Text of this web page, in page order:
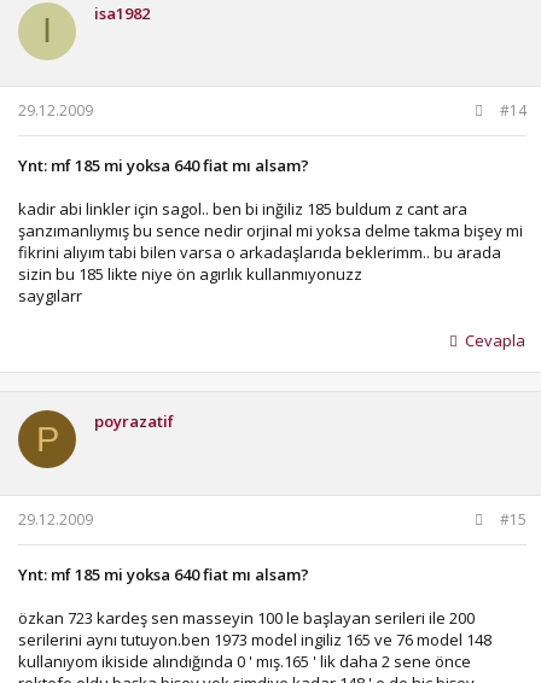
I isa1982
29.12.2009 #14
Ynt: mf 185 mi yoksa 640 fiat mı alsam?
kadir abi linkler için sagol.. ben bi inğiliz 185 buldum z cant ara
şanzımanlıymış bu sence nedir orjinal mi yoksa delme takma bişey mi
fikrini alıyım tabi bilen varsa o arkadaşlarıda beklerimm.. bu arada
sizin bu 185 likte niye ön agırlık kullanmıyonuzz
saygılarr
Cevapla
P poyrazatif
29.12.2009 #15
Ynt: mf 185 mi yoksa 640 fiat mı alsam?
özkan 723 kardeş sen masseyin 100 le başlayan serileri ile 200
serilerini aynı tutuyon.ben 1973 model ingiliz 165 ve 76 model 148
kullanıyom ikiside alındığında 0 ' mış.165 ' lik daha 2 sene önce